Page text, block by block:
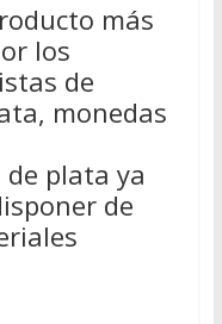
más
los
de
monedas
plata ya
de